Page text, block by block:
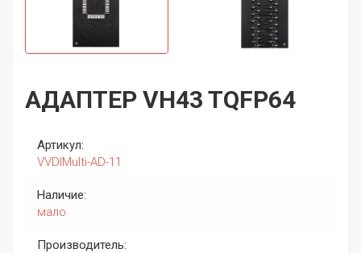
АДАПТЕР VH43 TQFP64
Артикул:
VVDIMulti-AD-11
Наличие:
мало
Производитель: